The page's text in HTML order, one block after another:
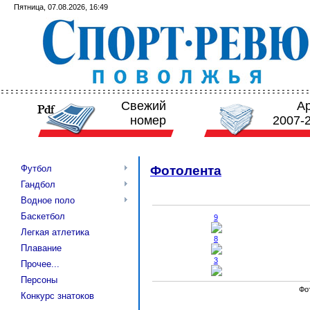
Пятница, 07.08.2026, 16:49
Свежий
номер
2007-
Футбол
Гандбол
Водное поло
Баскетбол
Легкая атлетика
Плавание
Прочее...
Персоны
Конкурс знатоков
Фотолента
9
8
3